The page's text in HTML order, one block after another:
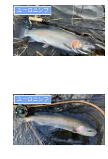
ユーロニンフ
ユーロニンフ